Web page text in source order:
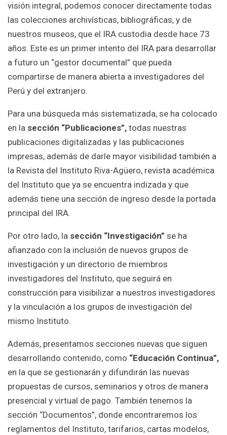
visión integral, podemos conocer directamente todas
las colecciones archivísticas, bibliográficas, y de
nuestros museos, que el IRA custodia desde hace 73
años. Este es un primer intento del IRA para desarrollar
a futuro un “gestor documental” que pueda
compartirse de manera abierta a investigadores del
Perú y del extranjero.
Para una búsqueda más sistematizada, se ha colocado
en la sección “Publicaciones”, todas nuestras
publicaciones digitalizadas y las publicaciones
impresas, además de darle mayor visibilidad también a
la Revista del Instituto Riva-Agüero, revista académica
del Instituto que ya se encuentra indizada y que
además tiene una sección de ingreso desde la portada
principal del IRA.
Por otro lado, la sección “Investigación” se ha
afianzado con la inclusión de nuevos grupos de
investigación y un directorio de miembros
investigadores del Instituto, que seguirá en
construcción para visibilizar a nuestros investigadores
y la vinculación a los grupos de investigación del
mismo Instituto.
Además, presentamos secciones nuevas que siguen
desarrollando contenido, como “Educación Continua”,
en la que se gestionarán y difundirán las nuevas
propuestas de cursos, seminarios y otros de manera
presencial y virtual de pago. También tenemos la
sección “Documentos”, donde encontraremos los
reglamentos del Instituto, tarifarios, cartas modelos,